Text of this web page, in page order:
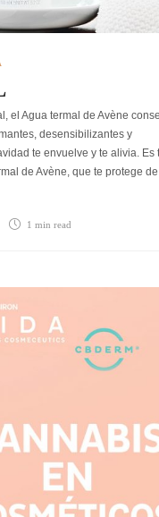
el Agua termal de Avène
desensibilizantes y
te envuelve y te alivia. Es
de Avène, que te protege
1 min read